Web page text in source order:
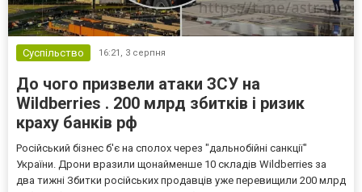
Суспільство 16:21, 3 серпня
До чого призвели атаки ЗСУ на
Wildberries . 200 млрд збитків і ризик
краху банків рф
Російський бізнес б'є на сполох через "дальнобійні санкції"
України. Дрони вразили щонайменше 10 складів Wildberries за
два тижні Збитки російських продавців уже перевищили 200 млрд